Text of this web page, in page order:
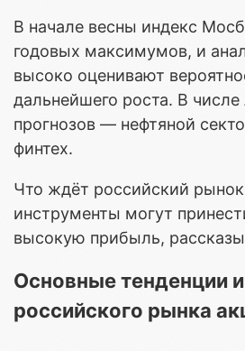
В начале весны индекс
годовых максимумов, и
высоко оценивают
дальнейшего роста. В
прогнозов — нефтяной
финтех.
Что ждёт российский
инструменты могут
высокую прибыль,
Основные тенденции
российского рынка